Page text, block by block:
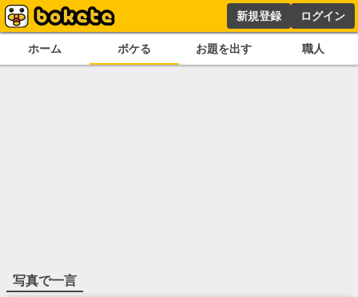
新規登録 ログイン
ホーム ボケる お題を出す 職人
写真で一言